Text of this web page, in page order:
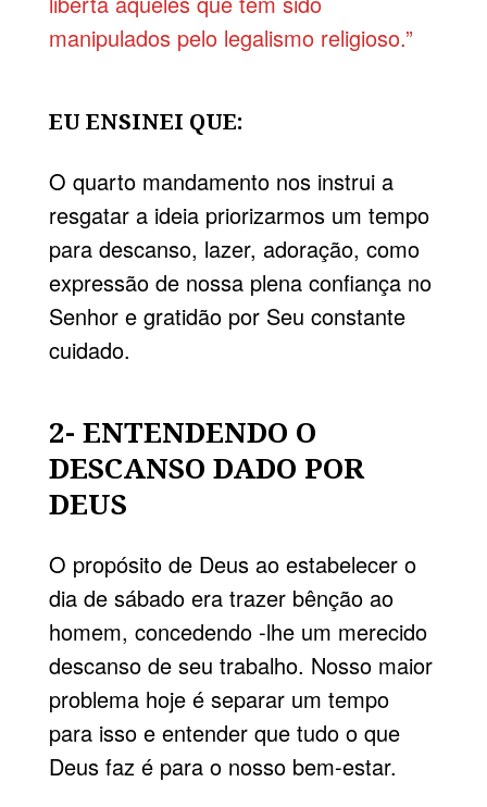
manipulados pelo legalismo religioso.”
EU ENSINEI QUE:
O quarto mandamento nos instrui a
resgatar a ideia priorizarmos um tempo
para descanso, lazer, adoração, como
expressão de nossa plena confiança no
Senhor e gratidão por Seu constante
cuidado.
2- ENTENDENDO O
DESCANSO DADO POR
DEUS
O propósito de Deus ao estabelecer o
dia de sábado era trazer bênção ao
homem, concedendo -lhe um merecido
descanso de seu trabalho. Nosso maior
problema hoje é separar um tempo
para isso e entender que tudo o que
Deus faz é para o nosso bem-estar.